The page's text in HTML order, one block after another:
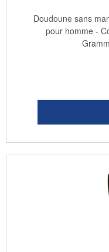
Doudoune sans
pour homme -